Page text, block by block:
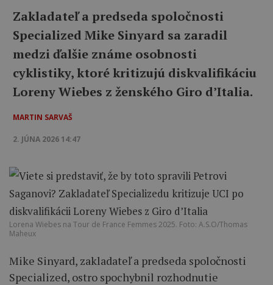
Zakladateľ a predseda spoločnosti
Specialized Mike Sinyard sa zaradil
medzi ďalšie známe osobnosti
cyklistiky, ktoré kritizujú diskvalifikáciu
Loreny Wiebes z ženského Giro d’Italia.
MARTIN SARVAŠ
2. JÚNA 2026 14:47
Lorena Wiebes na Tour de France Femmes 2025. Foto: A.S.O/Thomas
Maheux
Mike Sinyard, zakladateľ a predseda spoločnosti
Specialized, ostro spochybnil rozhodnutie